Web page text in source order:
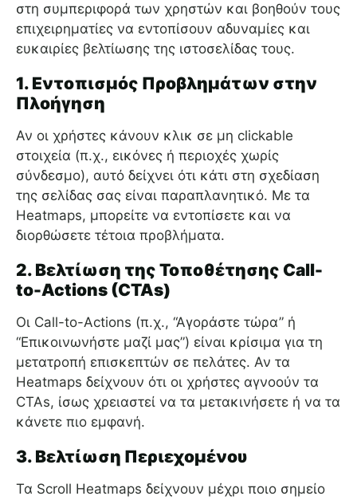
στη συμπεριφορά των χρηστών και βοηθούν τους
επιχειρηματίες να εντοπίσουν αδυναμίες και
ευκαιρίες βελτίωσης της ιστοσελίδας τους.
1. Εντοπισμός Προβλημάτων στην
Πλοήγηση
Αν οι χρήστες κάνουν κλικ σε μη clickable
στοιχεία (π.χ., εικόνες ή περιοχές χωρίς
σύνδεσμο), αυτό δείχνει ότι κάτι στη σχεδίαση
της σελίδας σας είναι παραπλανητικό. Με τα
Heatmaps, μπορείτε να εντοπίσετε και να
διορθώσετε τέτοια προβλήματα.
2. Βελτίωση της Τοποθέτησης Call-
to-Actions (CTAs)
Οι Call-to-Actions (π.χ., “Αγοράστε τώρα” ή
“Επικοινωνήστε μαζί μας”) είναι κρίσιμα για τη
μετατροπή επισκεπτών σε πελάτες. Αν τα
Heatmaps δείχνουν ότι οι χρήστες αγνοούν τα
CTAs, ίσως χρειαστεί να τα μετακινήσετε ή να τα
κάνετε πιο εμφανή.
3. Βελτίωση Περιεχομένου
Τα Scroll Heatmaps δείχνουν μέχρι ποιο σημείο